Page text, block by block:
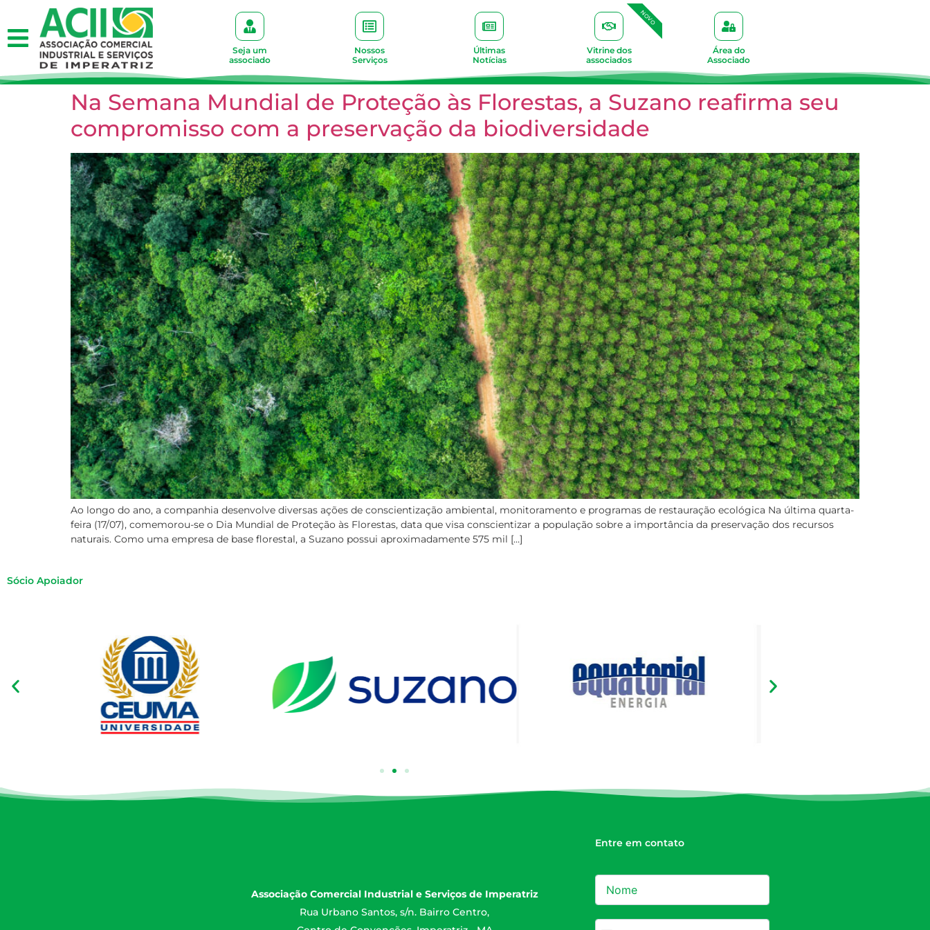
Seja um
associado
Nossos
Serviços
Últimas
Notícias
Vitrine dos
associados
NOVO
Área do
Associado
Na Semana Mundial de Proteção às Florestas, a Suzano reafirma seu
compromisso com a preservação da biodiversidade
Ao longo do ano, a companhia desenvolve diversas ações de conscientização ambiental, monitoramento e programas de restauração ecológica Na última quarta-
feira (17/07), comemorou-se o Dia Mundial de Proteção às Florestas, data que visa conscientizar a população sobre a importância da preservação dos recursos
naturais. Como uma empresa de base florestal, a Suzano possui aproximadamente 575 mil […]
Sócio Apoiador
Associação Comercial Industrial e Serviços de Imperatriz
Rua Urbano Santos, s/n. Bairro Centro,
Entre em contato